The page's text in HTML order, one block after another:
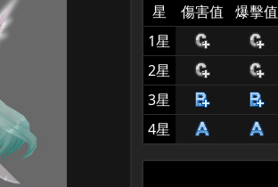
星
傷害值 爆擊值
1星
2星
3星
4星